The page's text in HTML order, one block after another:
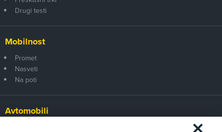
Drugi testi
Mobilnost
Promet
Nasveti
Na poti
Avtomobili